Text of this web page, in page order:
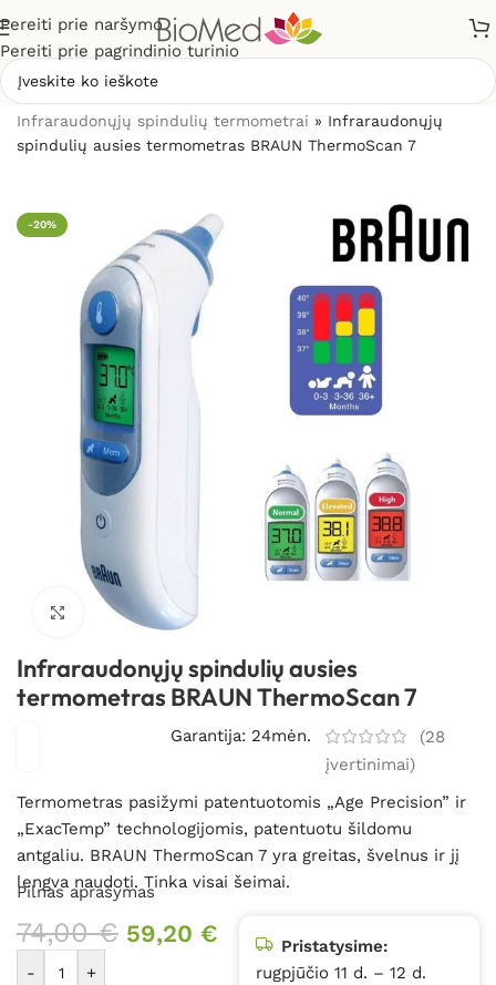
Pereiti prie naršymo
Pereiti prie pagrindinio turinio
Infraraudonųjų spindulių termometrai » Infraraudonųjų
spindulių ausies termometras BRAUN ThermoScan 7
-20%
Spustelėkite, kad padidintumėte
Infraraudonųjų spindulių ausies
termometras BRAUN ThermoScan 7
Garantija: 24mėn. (28
įvertinimai)
Termometras pasižymi patentuotomis „Age Precision” ir
„ExacTemp” technologijomis, patentuotu šildomu
antgaliu. BRAUN ThermoScan 7 yra greitas, švelnus ir jį
lengva naudoti. Tinka visai šeimai.
Pilnas aprašymas
74,00€ 59,20 €
- +
Pristatysime:
rugpjūčio 11 d. – 12 d.